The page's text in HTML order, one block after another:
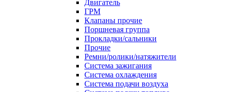
Двигатель
ГРМ
Клапаны прочие
Поршневая группа
Прокладки/сальники
Прочие
Ремни/ролики/натяжители
Система зажигания
Система охлаждения
Система подачи воздуха